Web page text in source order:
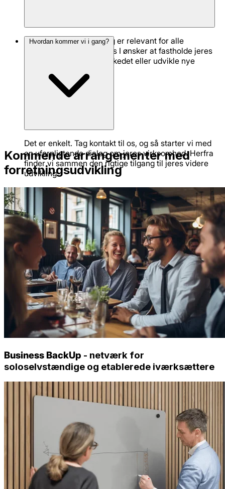
Nej. Forretningsudvikling er relevant for alle
virksomheder – også hvis I ønsker at fastholde jeres
position, tilpasse jer markedet eller udvikle nye
Hvordan kommer vi i gang?
Det er enkelt. Tag kontakt til os, og så starter vi med
en uforpligtende dialog om jeres virksomhed. Herfra
finder vi sammen den rigtige tilgang til jeres videre
udvikling.
Kommende arrangementer med
forretningsudvikling
Business BackUp - netværk for
soloselvstændige og etablerede iværksættere